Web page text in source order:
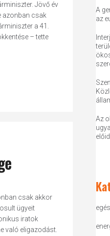
Jövő év
azonban csak
a 41.
– tette
csak akkor
ügyeit
iratok
való eligazodást.
A
az
Az